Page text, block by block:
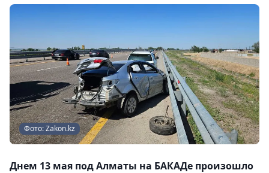
Фото: Zakon.kz
Днем 13 мая под Алматы на БАКАДе произошло